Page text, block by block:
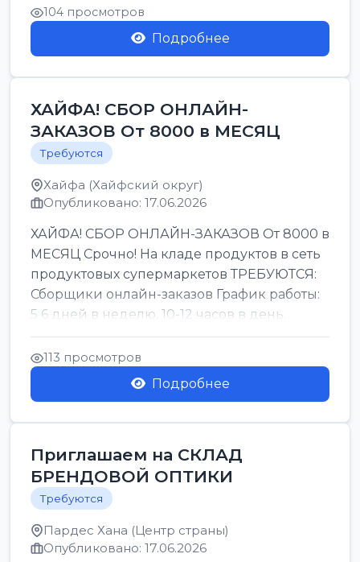
104 просмотров
Подробнее
ХАЙФА! СБОР ОНЛАЙН-
ЗАКАЗОВ От 8000 в МЕСЯЦ
Требуются
Хайфа (Хайфский округ)
Опубликовано: 17.06.2026
ХАЙФА! СБОР ОНЛАЙН-ЗАКАЗОВ От 8000 в
МЕСЯЦ Срочно! На кладе продуктов в сеть
продуктовых супермаркетов ТРЕБУЮТСЯ:
Сборщики онлайн-заказов График работы:
5 6 дней в неделю, 10-12 часов в день.
Колле ОП...
113 просмотров
Подробнее
Приглашаем на СКЛАД
БРЕНДОВОЙ ОПТИКИ
Требуются
Пардес Хана (Центр страны)
Опубликовано: 17.06.2026